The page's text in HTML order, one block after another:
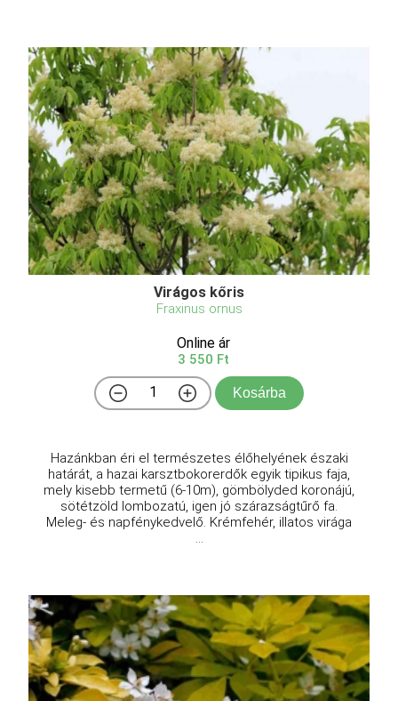
Virágos kőris
Fraxinus ornus
Online ár
3 550 Ft
Kosárba
Hazánkban éri el természetes élőhelyének északi
határát, a hazai karsztbokorerdők egyik tipikus faja,
mely kisebb termetű (6-10m), gömbölyded koronájú,
sötétzöld lombozatú, igen jó szárazságtűrő fa.
Meleg- és napfénykedvelő. Krémfehér, illatos virága
...